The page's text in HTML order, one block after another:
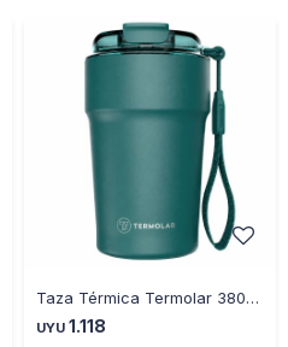
Taza Térmica Termolar 380ML Uniq - VERDE
UYU 1.118